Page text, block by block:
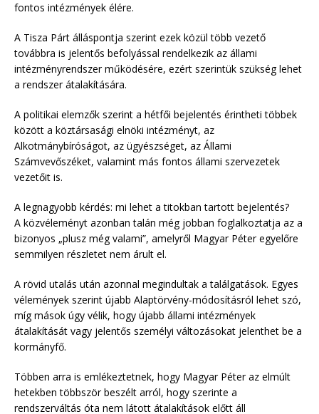
fontos intézmények élére.
A Tisza Párt álláspontja szerint ezek közül több vezető
továbbra is jelentős befolyással rendelkezik az állami
intézményrendszer működésére, ezért szerintük szükség lehet
a rendszer átalakítására.
A politikai elemzők szerint a hétfői bejelentés érintheti többek
között a köztársasági elnöki intézményt, az
Alkotmánybíróságot, az ügyészséget, az Állami
Számvevőszéket, valamint más fontos állami szervezetek
vezetőit is.
A legnagyobb kérdés: mi lehet a titokban tartott bejelentés?
A közvéleményt azonban talán még jobban foglalkoztatja az a
bizonyos „plusz még valami”, amelyről Magyar Péter egyelőre
semmilyen részletet nem árult el.
A rövid utalás után azonnal megindultak a találgatások. Egyes
vélemények szerint újabb Alaptörvény-módosításról lehet szó,
míg mások úgy vélik, hogy újabb állami intézmények
átalakítását vagy jelentős személyi változásokat jelenthet be a
kormányfő.
Többen arra is emlékeztetnek, hogy Magyar Péter az elmúlt
hetekben többször beszélt arról, hogy szerinte a
rendszerváltás óta nem látott átalakítások előtt áll